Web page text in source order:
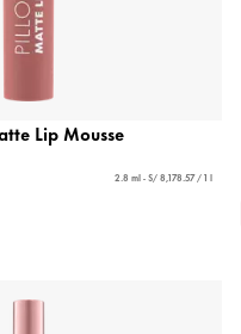
Lip Mousse
2.8 ml - S/ 8,178.57 / 1 l